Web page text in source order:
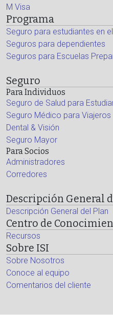
M Visa
Programa
Seguro para estudiantes en
Seguros para dependientes
Seguros para Escuelas
Seguro
Para Individuos
Seguro de Salud para
Seguro Médico para Viajeros
Dental & Visión
Seguro Mayor
Para Socios
Administradores
Corredores
Descripción General
Descripción General del Plan
Centro de
Recursos
Sobre ISI
Sobre Nosotros
Conoce al equipo
Comentarios del cliente